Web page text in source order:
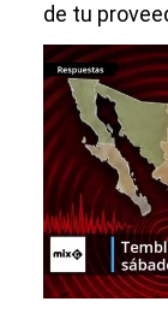
de tu